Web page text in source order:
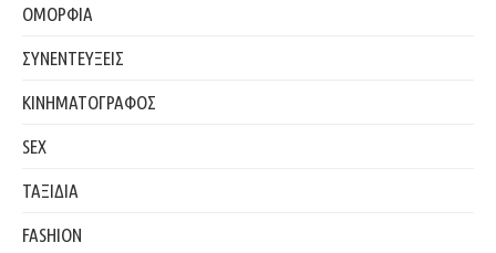
ΟΜΟΡΦΙΑ
ΣΥΝΕΝΤΕΥΞΕΙΣ
ΚΙΝΗΜΑΤΟΓΡΑΦΟΣ
SEX
ΤΑΞΙΔΙΑ
FASHION